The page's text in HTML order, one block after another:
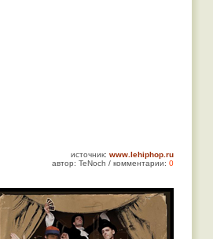
источник: www.lehiphop.ru
автор: TeNoch / комментарии: 0